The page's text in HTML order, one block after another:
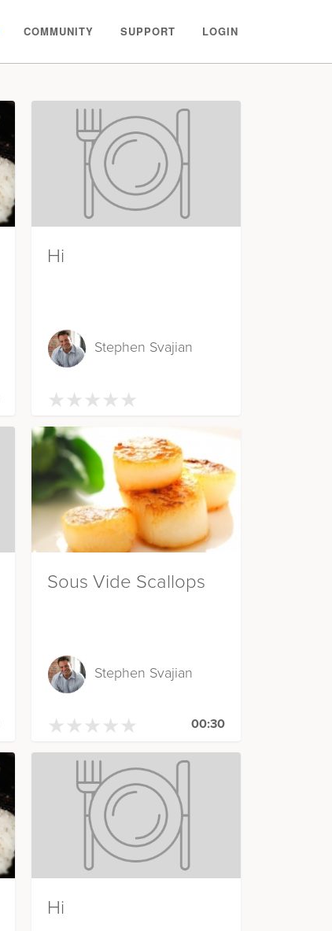
COMMUNITY SUPPORT LOGIN
Hi
Stephen Svajian
★ ★ ★ ★ ★
★ ★ ★ ★ ★
Sous Vide Scallops
Stephen Svajian
★ ★ ★ ★ ★
★ ★ ★ ★ ★ 00:30
Hi